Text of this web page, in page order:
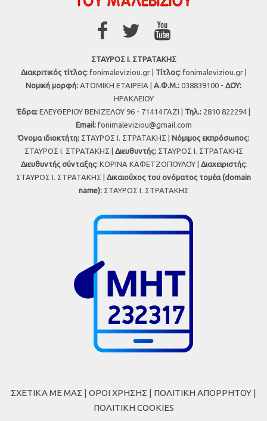
ΣΤΑΥΡΟΣ Ι. ΣΤΡΑΤΑΚΗΣ
Διακριτικός τίτλος:fonimaleviziou.gr | Τίτλος:fonimaleviziou.gr |
Νομική μορφή: ΑΤΟΜΙΚΗ ΕΤΑΙΡΕΙΑ | Α.Φ.Μ.: 038839100 - ΔΟΥ:
ΗΡΑΚΛΕΙΟΥ
Έδρα: ΕΛΕΥΘΕΡΙΟΥ ΒΕΝΙΖΕΛΟΥ 96 - 71414 ΓΑΖΙ | Τηλ.: 2810 822294 |
Εmail: fonimaleviziou@gmail.com
Όνομα ιδιοκτήτη: ΣΤΑΥΡΟΣ Ι. ΣΤΡΑΤΑΚΗΣ | Νόμιμος εκπρόσωπος:
ΣΤΑΥΡΟΣ Ι. ΣΤΡΑΤΑΚΗΣ | Διευθυντής:ΣΤΑΥΡΟΣ Ι. ΣΤΡΑΤΑΚΗΣ
Διευθυντής σύνταξης:ΚΟΡΙΝΑ ΚΑΦΕΤΖΟΠΟΥΛΟΥ | Διαχειριστής:
ΣΤΑΥΡΟΣ Ι. ΣΤΡΑΤΑΚΗΣ | Δικαιούχος του ονόματος τομέα (domain
name):ΣΤΑΥΡΟΣ Ι. ΣΤΡΑΤΑΚΗΣ
ΣΧΕΤΙΚΑ ΜΕ ΜΑΣ | ΟΡΟΙ ΧΡΗΣΗΣ | ΠΟΛΙΤΙΚΗ ΑΠΟΡΡΗΤΟΥ |
ΠΟΛΙΤΙΚΗ COOKIES